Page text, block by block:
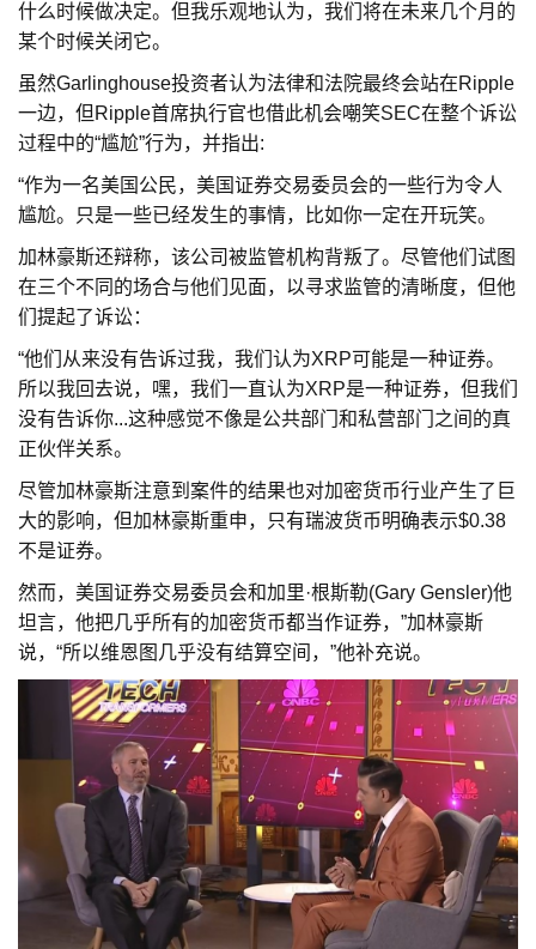
什么时候做决定。但我乐观地认为，我们将在未来几个月的
某个时候关闭它。
虽然Garlinghouse投资者认为法律和法院最终会站在Ripple
一边，但Ripple首席执行官也借此机会嘲笑SEC在整个诉讼
过程中的“尴尬”行为，并指出:
“作为一名美国公民，美国证券交易委员会的一些行为令人
尴尬。只是一些已经发生的事情，比如你一定在开玩笑。
加林豪斯还辩称，该公司被监管机构背叛了。尽管他们试图
在三个不同的场合与他们见面，以寻求监管的清晰度，但他
们提起了诉讼：
“他们从来没有告诉过我，我们认为XRP可能是一种证券。
所以我回去说，嘿，我们一直认为XRP是一种证券，但我们
没有告诉你...这种感觉不像是公共部门和私营部门之间的真
正伙伴关系。
尽管加林豪斯注意到案件的结果也对加密货币行业产生了巨
大的影响，但加林豪斯重申，只有瑞波货币明确表示$0.38
不是证券。
然而，美国证券交易委员会和加里·根斯勒(Gary Gensler)他
坦言，他把几乎所有的加密货币都当作证券，”加林豪斯
说，“所以维恩图几乎没有结算空间，”他补充说。